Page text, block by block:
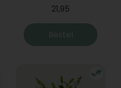
21,95
Bestel